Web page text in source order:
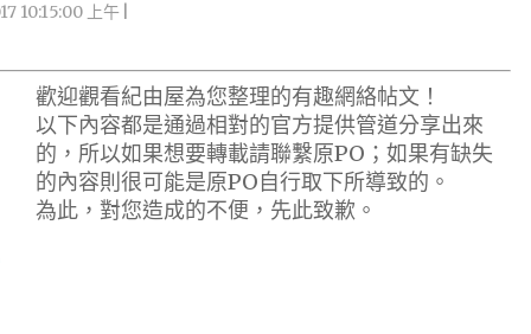
10:15:00 上午
歡迎觀看紀由屋為您整理的有趣網絡帖文！
以下內容都是通過相對的官方提供管道分享出來
的，所以如果想要轉載請聯繫原PO；如果有缺失
的內容則很可能是原PO自行取下所導致的。
為此，對您造成的不便，先此致歉。